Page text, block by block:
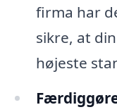
firma har
sikre, at
højeste